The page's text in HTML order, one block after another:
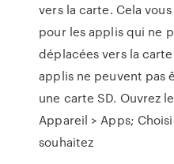
vers la carte. Cela
pour les applis qui ne
déplacées vers la
applis ne peuvent pas
une carte SD. Ouvrez
Appareil > Apps;
souhaitez